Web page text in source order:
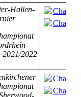
Hallen-
2021/2022